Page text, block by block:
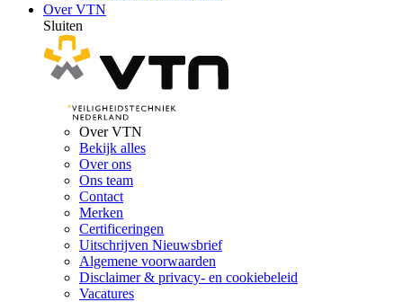
Over VTN
Sluiten
Over VTN
Bekijk alles
Over ons
Ons team
Contact
Merken
Certificeringen
Uitschrijven Nieuwsbrief
Algemene voorwaarden
Disclaimer & privacy- en cookiebeleid
Vacatures